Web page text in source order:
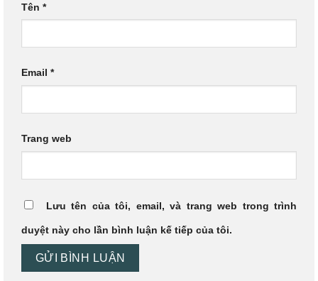
Tên *
Email *
Trang web
Lưu tên của tôi, email, và trang web trong trình
duyệt này cho lần bình luận kế tiếp của tôi.